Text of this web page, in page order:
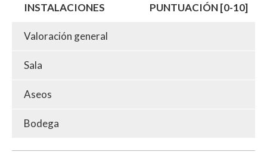
INSTALACIONES PUNTUACIÓN [0-10]
Valoración general
Sala
Aseos
Bodega